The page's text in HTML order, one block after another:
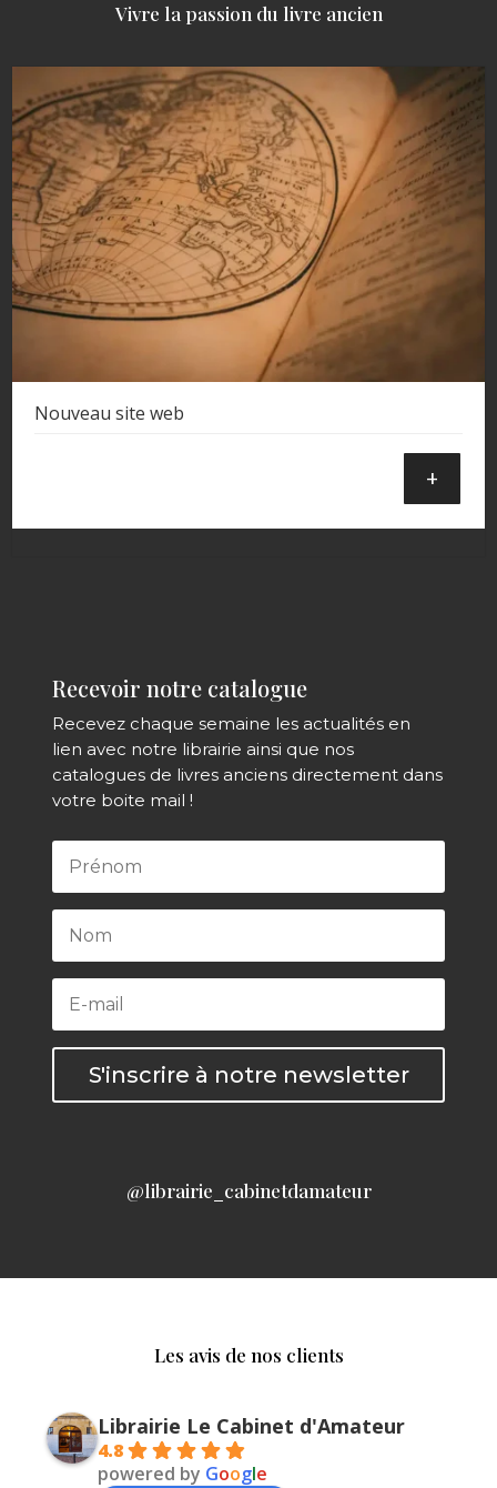
Vivre la passion du livre ancien
Nouveau site web
+
Recevoir notre catalogue
Recevez chaque semaine les actualités en
lien avec notre librairie ainsi que nos
catalogues de livres anciens directement dans
votre boite mail !
S'inscrire à notre newsletter
@librairie_cabinetdamateur
Les avis de nos clients
Librairie Le Cabinet d'Amateur
4.8
powered by Google